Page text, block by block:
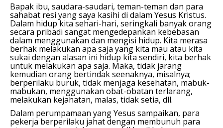
Bapak ibu, saudara-saudari, teman-teman dan para
sahabat resi yang saya kasihi di dalam Yesus Kristus.
Dalam hidup kita sehari-hari, seringkali banyak orang
secara pribadi sangat mengedepankan kebebasan
dalam menggunakan dan mengisi hidup. Kita merasa
berhak melakukan apa saja yang kita mau atau kita
sukai dengan alasan ini hidup kita sendiri, kita berhak
untuk melakukan apa saja. Maka, tidak jarang
kemudian orang bertindak seenaknya, misalnya;
berperilaku buruk, tidak menjaga kesehatan, mabuk-
mabukan, menggunakan obat-obatan terlarang,
melakukan kejahatan, malas, tidak setia, dll.
Dalam perumpamaan yang Yesus sampaikan, para
pekerja berperilaku jahat dengan membunuh para